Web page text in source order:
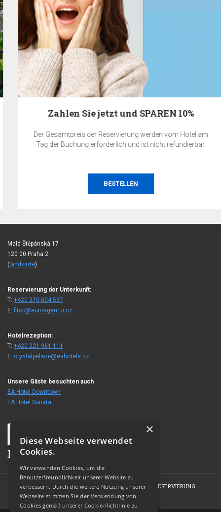
Zahlen Sie jetzt und SPAREN 10%
Der Gesamtpreis der Reservierung werden vom Hotel am
Tag der Buchung erforderlich und ist nicht refundierbar.
BESTELLEN
Malá Štěpánská 17
120 00 Praha 2
( landkarte)
Reservierung der Unterkunft:
T: +420 270 004 537
E:fitcp@euroagentur.cz
Hotelrezeption:
T: +420 221 961 111
E: crystalpalace@eahotels.cz
Unsere Gäste besuchten auch
EA Hotel Downtown
EA Hotel Sonata
HOME HOTEL ZIMMER ANGEBOTE
RESERVIERUNG
FOTOGALERIE
KONTAKT
×
Diese Webseite verwendet
Cookies.
Wir verwenden Cookies, um die
Benutzerfreundlichkeit unserer Website zu
verbessern. Durch die weitere Nutzung unserer
Webseite stimmen Sie der Verwendung von
Cookies gemäß unserer Cookie-Richtlinie zu.